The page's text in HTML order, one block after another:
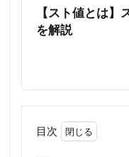
【スト値とは】
を解説
目次